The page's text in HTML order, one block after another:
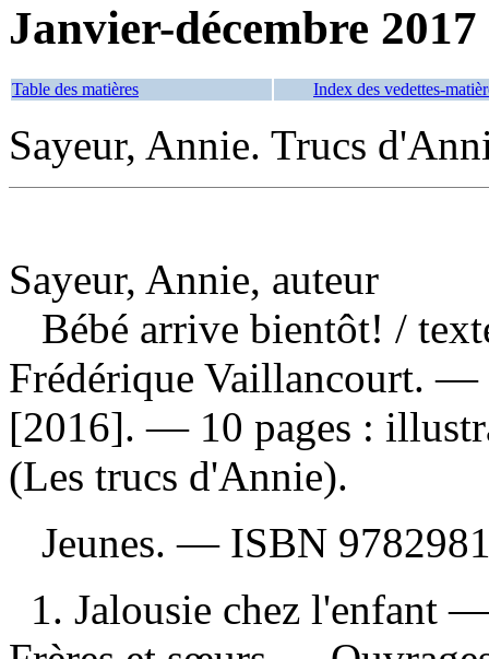
Janvier-décembre 2017
Table des matières Index des vedettes-
Sayeur, Annie. Trucs
Sayeur, Annie, auteur
Bébé arrive bientôt! /
Frédérique Vaillancourt. —
[2016]. — 10 pages :
(Les trucs d'Annie).
Jeunes. — ISBN
1. Jalousie chez l'enfant